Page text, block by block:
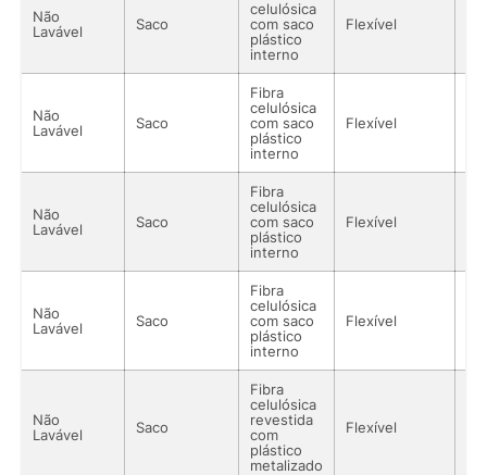
Não
Lavável
Saco
celulósica
com saco
plástico
interno
Flexível
Não
Lavável
Saco
Fibra
celulósica
com saco
plástico
interno
Flexível
Não
Lavável
Saco
Fibra
celulósica
com saco
plástico
interno
Flexível
Não
Lavável
Saco
Fibra
celulósica
com saco
plástico
interno
Flexível
Não
Lavável
Saco
Fibra
celulósica
revestida
com
plástico
metalizado
Flexível